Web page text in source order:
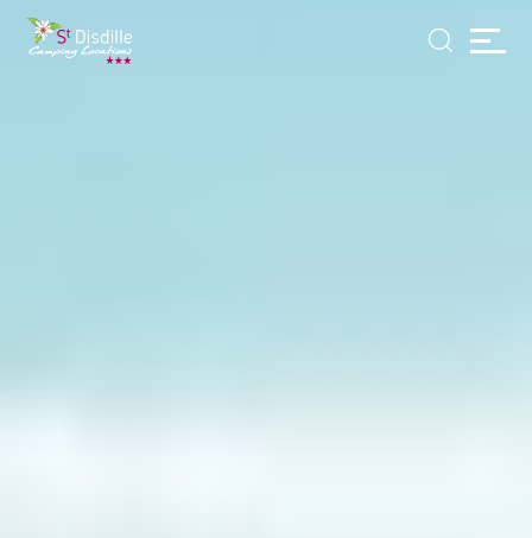
Panneau de gestion des cookies